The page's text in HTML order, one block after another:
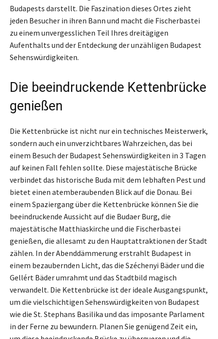
Budapests darstellt. Die Faszination dieses Ortes zieht
jeden Besucher in ihren Bann und macht die Fischerbastei
zu einem unvergesslichen Teil Ihres dreitägigen
Aufenthalts und der Entdeckung der unzähligen Budapest
Sehenswürdigkeiten.
Die beeindruckende Kettenbrücke
genießen
Die Kettenbrücke ist nicht nur ein technisches Meisterwerk,
sondern auch ein unverzichtbares Wahrzeichen, das bei
einem Besuch der Budapest Sehenswürdigkeiten in 3 Tagen
auf keinen Fall fehlen sollte. Diese majestätische Brücke
verbindet das historische Buda mit dem lebhaften Pest und
bietet einen atemberaubenden Blick auf die Donau. Bei
einem Spaziergang über die Kettenbrücke können Sie die
beeindruckende Aussicht auf die Budaer Burg, die
majestätische Matthiaskirche und die Fischerbastei
genießen, die allesamt zu den Hauptattraktionen der Stadt
zählen. In der Abenddämmerung erstrahlt Budapest in
einem bezaubernden Licht, das die Széchenyi Bäder und die
Gellért Bäder umrahmt und das Stadtbild magisch
verwandelt. Die Kettenbrücke ist der ideale Ausgangspunkt,
um die vielschichtigen Sehenswürdigkeiten von Budapest
wie die St. Stephans Basilika und das imposante Parlament
in der Ferne zu bewundern. Planen Sie genügend Zeit ein,